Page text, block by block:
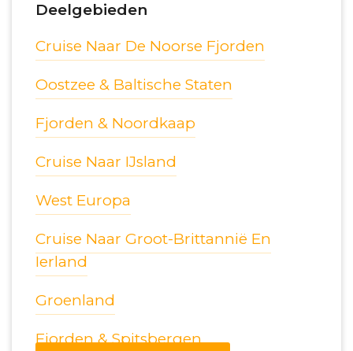
Deelgebieden
Cruise Naar De Noorse Fjorden
Oostzee & Baltische Staten
Fjorden & Noordkaap
Cruise Naar IJsland
West Europa
Cruise Naar Groot-Brittannië En
Ierland
Groenland
Fjorden & Spitsbergen